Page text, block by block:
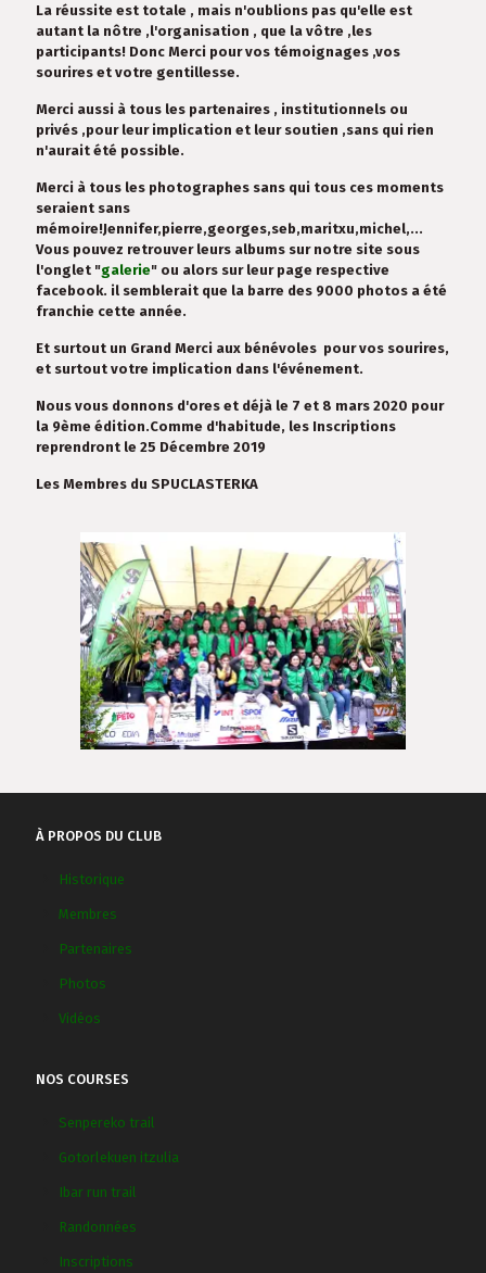
La réussite est totale , mais n'oublions pas qu'elle est
autant la nôtre ,l'organisation , que la vôtre ,les
participants! Donc Merci pour vos témoignages ,vos
sourires et votre gentillesse.
Merci aussi à tous les partenaires , institutionnels ou
privés ,pour leur implication et leur soutien ,sans qui rien
n'aurait été possible.
Merci à tous les photographes sans qui tous ces moments
seraient sans
mémoire!Jennifer,pierre,georges,seb,maritxu,michel,...
Vous pouvez retrouver leurs albums sur notre site sous
l'onglet "galerie" ou alors sur leur page respective
facebook. il semblerait que la barre des 9000 photos a été
franchie cette année.
Et surtout un Grand Merci aux bénévoles pour vos sourires,
et surtout votre implication dans l'événement.
Nous vous donnons d'ores et déjà le 7 et 8 mars 2020 pour
la 9ème édition.Comme d'habitude, les Inscriptions
reprendront le 25 Décembre 2019
Les Membres du SPUCLASTERKA
À PROPOS DU CLUB
Historique
Membres
Partenaires
Photos
Vidéos
NOS COURSES
Senpereko trail
Gotorlekuen itzulia
Ibar run trail
Randonnées
Inscriptions